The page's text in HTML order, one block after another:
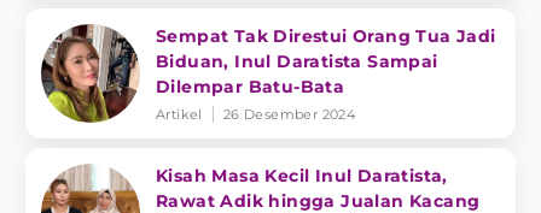
Sempat Tak Direstui Orang Tua Jadi
Biduan, Inul Daratista Sampai
Dilempar Batu-Bata
Artikel 26 Desember 2024
Kisah Masa Kecil Inul Daratista,
Rawat Adik hingga Jualan Kacang